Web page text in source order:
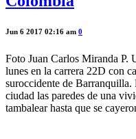
Jun 6 2017 02:16 am 0
Foto Juan Carlos Miranda P.
lunes en la carrera 22D con
suroccidente de Barranquilla.
ciudad las paredes de una
tambalear hasta que se